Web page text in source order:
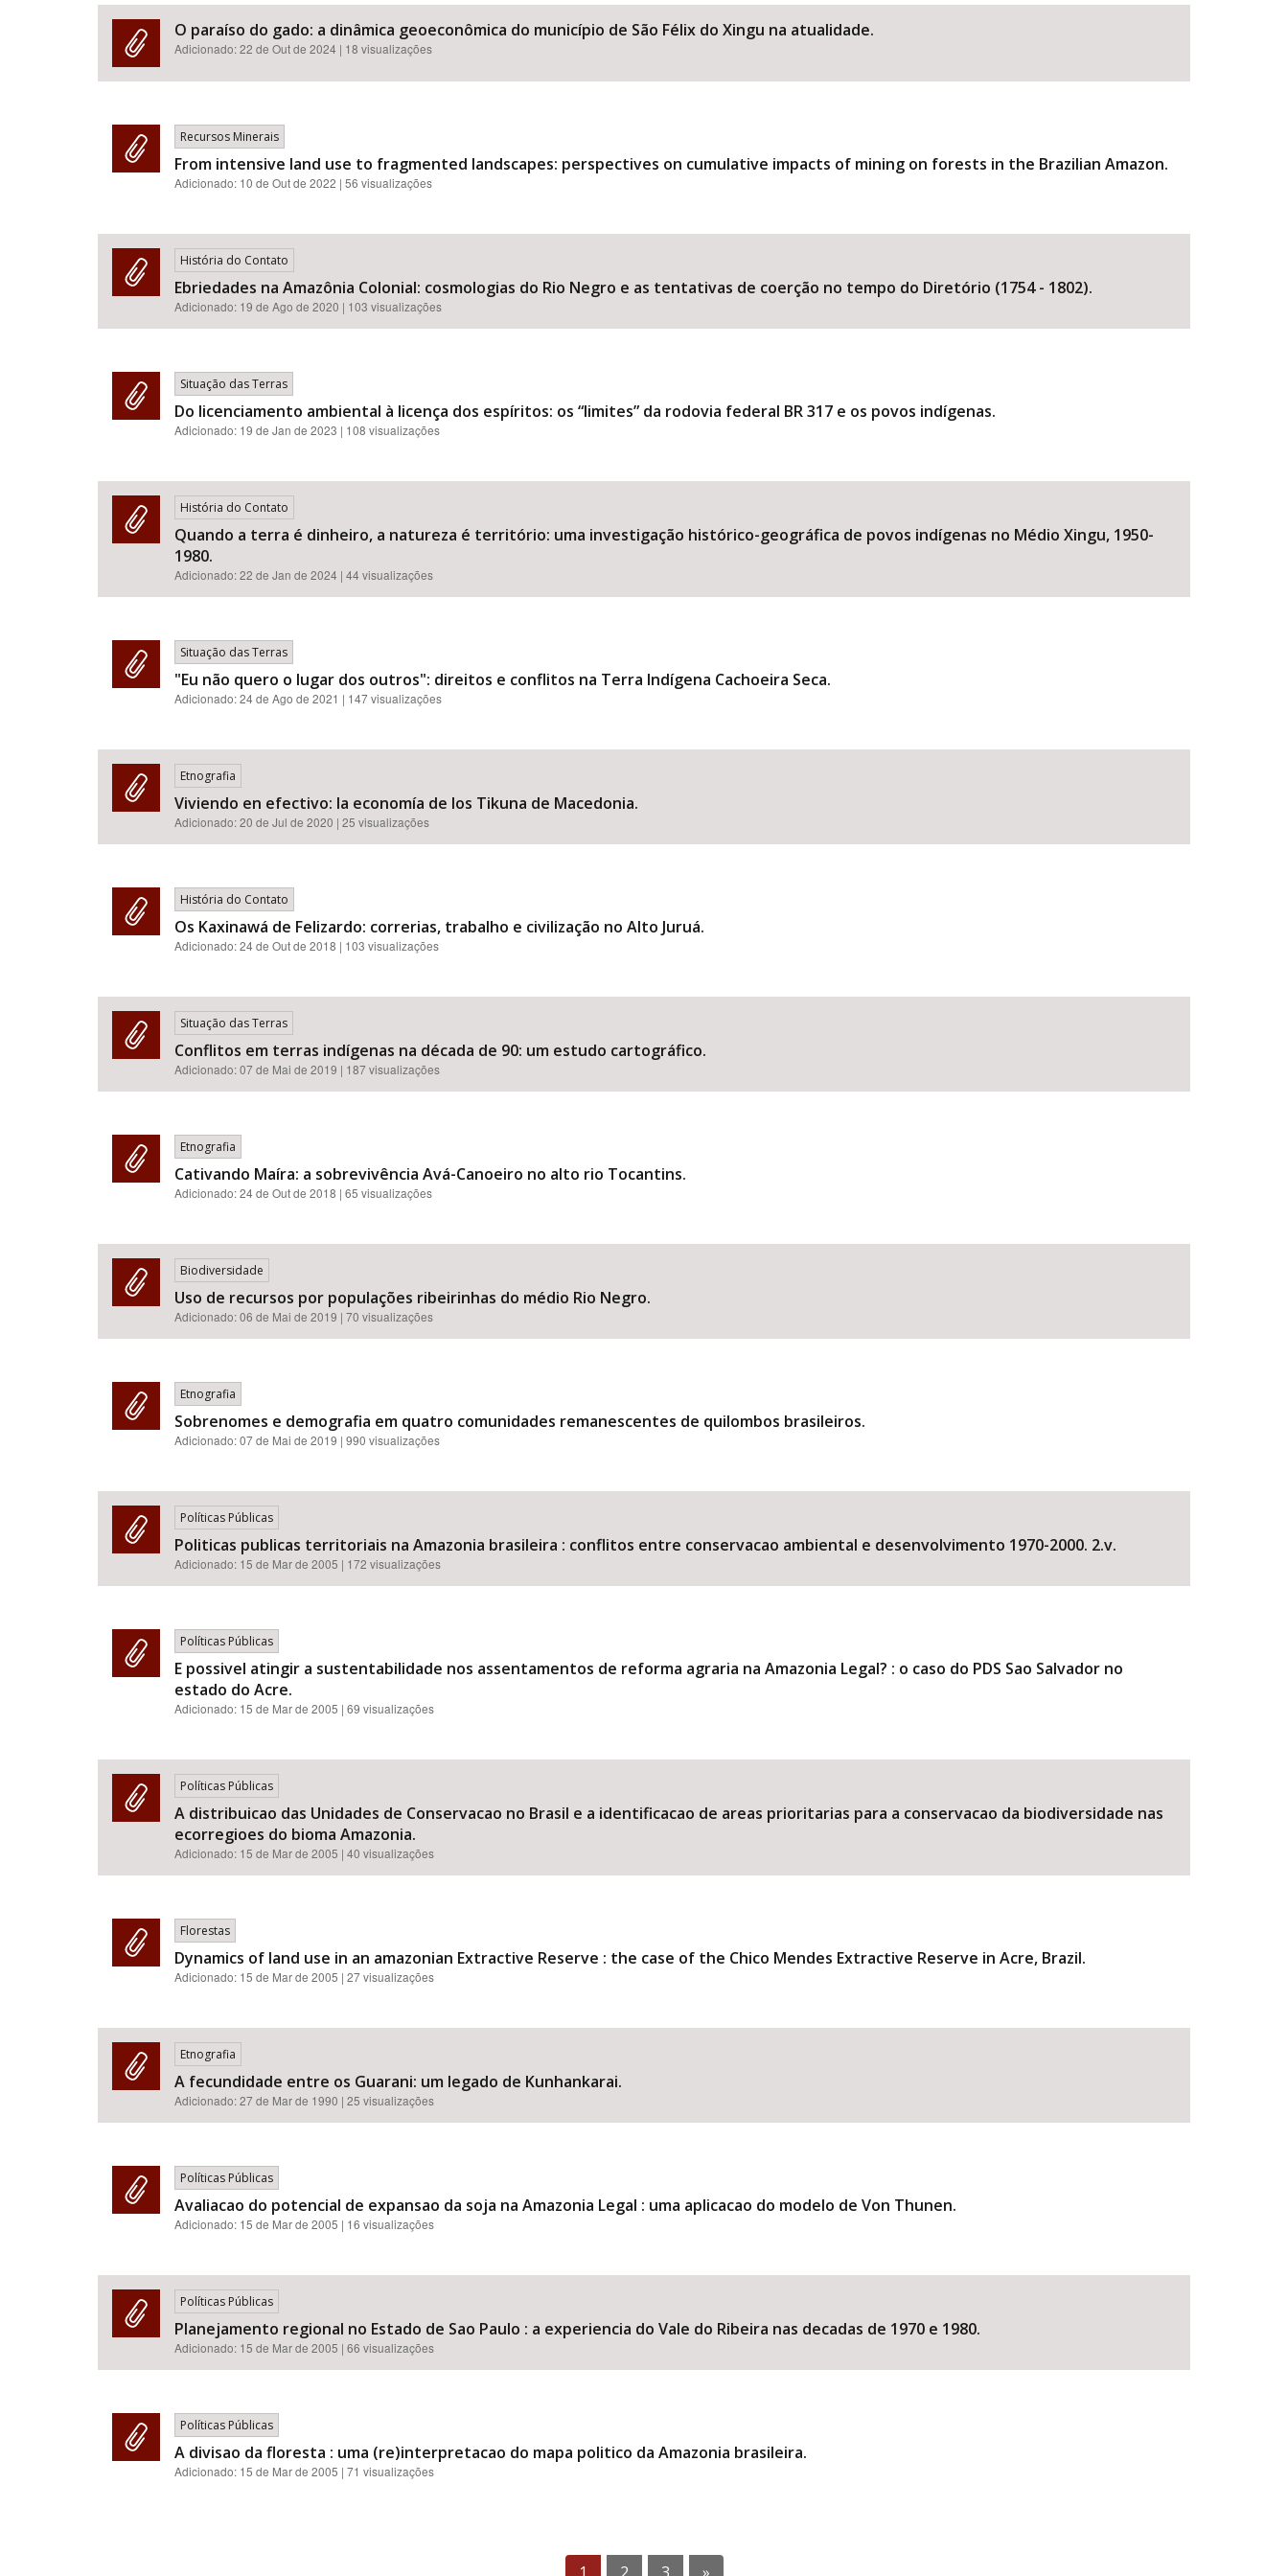
O paraíso do gado: a dinâmica geoeconômica do município de São Félix do Xingu na atualidade.
Adicionado:22 de Out de 2024 | 18 visualizações
Recursos Minerais
From intensive land use to fragmented landscapes: perspectives on cumulative impacts of mining on forests in the Brazilian Amazon.
Adicionado: 10 de Out de 2022 | 56 visualizações
História do Contato
Ebriedades na Amazônia Colonial: cosmologias do Rio Negro e as tentativas de coerção no tempo do Diretório (1754 - 1802).
Adicionado: 19 de Ago de 2020 | 103 visualizações
Situação das Terras
Do licenciamento ambiental à licença dos espíritos: os “limites” da rodovia federal BR 317 e os povos indígenas.
Adicionado: 19 de Jan de 2023 | 108 visualizações
História do Contato
Quando a terra é dinheiro, a natureza é território: uma investigação histórico-geográfica de povos indígenas no Médio Xingu, 1950-
1980.
Adicionado:22 de Jan de 2024 | 44 visualizações
Situação das Terras
"Eu não quero o lugar dos outros": direitos e conflitos na Terra Indígena Cachoeira Seca.
Adicionado:24 de Ago de 2021 | 147 visualizações
Etnografia
Viviendo en efectivo: la economía de los Tikuna de Macedonia.
Adicionado:20 de Jul de 2020 | 25 visualizações
História do Contato
Os Kaxinawá de Felizardo: correrias, trabalho e civilização no Alto Juruá.
Adicionado:24 de Out de 2018 | 103 visualizações
Situação das Terras
Conflitos em terras indígenas na década de 90: um estudo cartográfico.
Adicionado:07 de Mai de 2019 | 187 visualizações
Etnografia
Cativando Maíra: a sobrevivência Avá-Canoeiro no alto rio Tocantins.
Adicionado:24 de Out de 2018 | 65 visualizações
Biodiversidade
Uso de recursos por populações ribeirinhas do médio Rio Negro.
Adicionado:06 de Mai de 2019 | 70 visualizações
Etnografia
Sobrenomes e demografia em quatro comunidades remanescentes de quilombos brasileiros.
Adicionado:07 de Mai de 2019 | 990 visualizações
Políticas Públicas
Politicas publicas territoriais na Amazonia brasileira : conflitos entre conservacao ambiental e desenvolvimento 1970-2000. 2.v.
Adicionado: 15 de Mar de 2005 | 172 visualizações
Políticas Públicas
E possivel atingir a sustentabilidade nos assentamentos de reforma agraria na Amazonia Legal? : o caso do PDS Sao Salvador no
estado do Acre.
Adicionado: 15 de Mar de 2005 | 69 visualizações
Políticas Públicas
A distribuicao das Unidades de Conservacao no Brasil e a identificacao de areas prioritarias para a conservacao da biodiversidade nas
ecorregioes do bioma Amazonia.
Adicionado: 15 de Mar de 2005 | 40 visualizações
Florestas
Dynamics of land use in an amazonian Extractive Reserve : the case of the Chico Mendes Extractive Reserve in Acre, Brazil.
Adicionado: 15 de Mar de 2005 | 27 visualizações
Etnografia
A fecundidade entre os Guarani: um legado de Kunhankarai.
Adicionado:27 de Mar de 1990 | 25 visualizações
Políticas Públicas
Avaliacao do potencial de expansao da soja na Amazonia Legal : uma aplicacao do modelo de Von Thunen.
Adicionado: 15 de Mar de 2005 | 16 visualizações
Políticas Públicas
Planejamento regional no Estado de Sao Paulo : a experiencia do Vale do Ribeira nas decadas de 1970 e 1980.
Adicionado: 15 de Mar de 2005 | 66 visualizações
Políticas Públicas
A divisao da floresta : uma (re)interpretacao do mapa politico da Amazonia brasileira.
Adicionado: 15 de Mar de 2005 | 71 visualizações